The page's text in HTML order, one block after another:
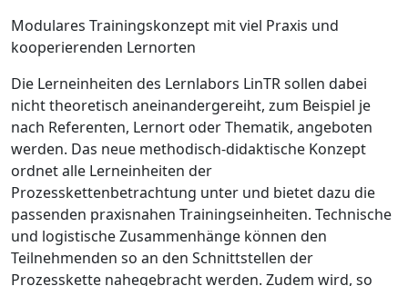
Modulares Trainingskonzept mit viel Praxis und
kooperierenden Lernorten
Die Lerneinheiten des Lernlabors LinTR sollen dabei
nicht theoretisch aneinandergereiht, zum Beispiel je
nach Referenten, Lern­ort oder Thematik, angeboten
werden. Das neue methodisch-didaktische Konzept
ordnet alle Lerneinheiten der
Prozesskettenbetrachtung unter und bietet dazu die
passenden praxisnahen Trainingseinheiten. Technische
und logistische Zusammenhänge können den
Teilnehmenden so an den Schnittstellen der
Prozesskette nahegebracht werden. Zudem wird, so